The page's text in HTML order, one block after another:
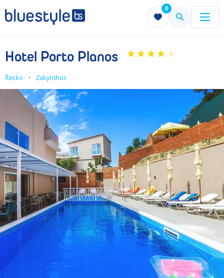
0
Menu Menu
Hotel Porto Planos
Řecko Zakynthos